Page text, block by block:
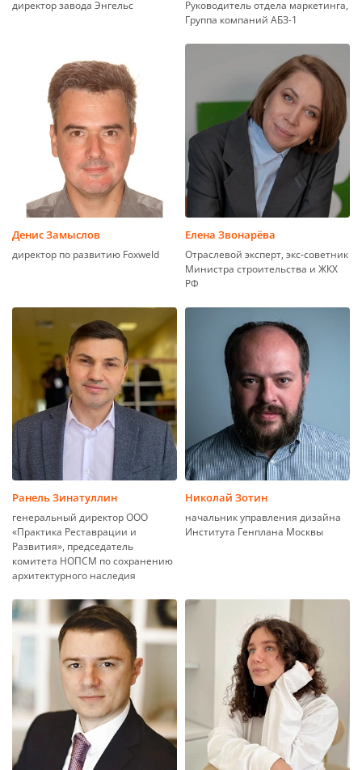
директор завода Энгельс
Руководитель отдела маркетинга,
Группа компаний АБЗ-1
Денис Замыслов
директор по развитию Foxweld
Елена Звонарёва
Отраслевой эксперт, экс-советник
Министра строительства и ЖКХ
РФ
Ранель Зинатуллин
генеральный директор ООО
«Практика Реставрации и
Развития», председатель
комитета НОПСМ по сохранению
архитектурного наследия
Николай Зотин
начальник управления дизайна
Института Генплана Москвы